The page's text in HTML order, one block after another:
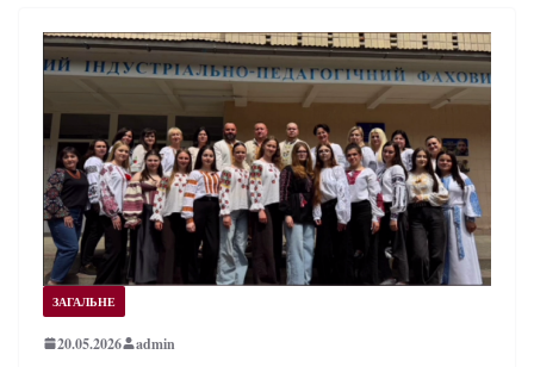
ЗАГАЛЬНЕ
20.05.2026 admin